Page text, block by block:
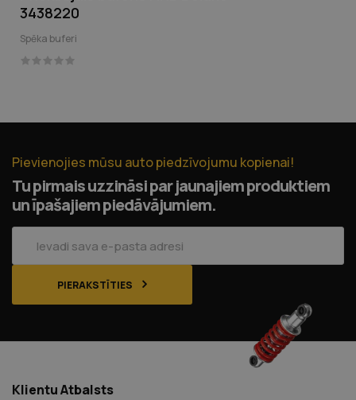
3438220
Spēka buferi
‹
Pievienojies mūsu auto piedzīvojumu kopienai!
Tu pirmais uzzināsi par jaunajiem produktiem
un īpašajiem piedāvājumiem.
PIERAKSTĪTIES
Klientu Atbalsts